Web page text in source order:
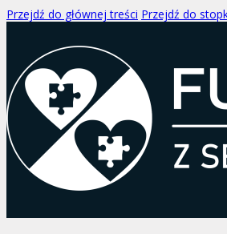
Przejdź do głównej treści Przejdź do